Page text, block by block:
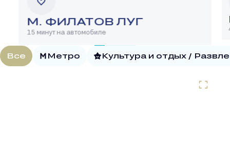
М. ФИЛАТОВ ЛУГ
15 минут на автомобиле
Все Метро Культура и отдых /